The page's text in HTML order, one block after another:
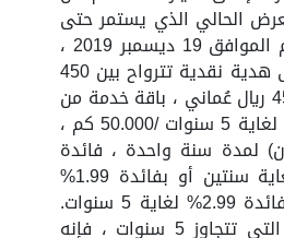
الحالي الذي يستمر حتى
يوم الخميس القادم الموافق 19 ديسمبر 2019 ،
يحصل المشتري على هدية نقدية تترواح بين 450
ريالاً عُمانيًا إلى 4500 ريال عُماني ، باقة خدمة من
سنتين / 20.000 كم لغاية 5 سنوات /50.000 كم ،
لمدة سنة واحدة ، فائدة
صفر في المائة لغاية سنتين أو بفائدة 1.99%
لمدة 4 سنوات أو فائدة 2.99% لغاية 5 سنوات.
وبالنسبة للصفقات التي تتجاوز 5 سنوات ، فإنه